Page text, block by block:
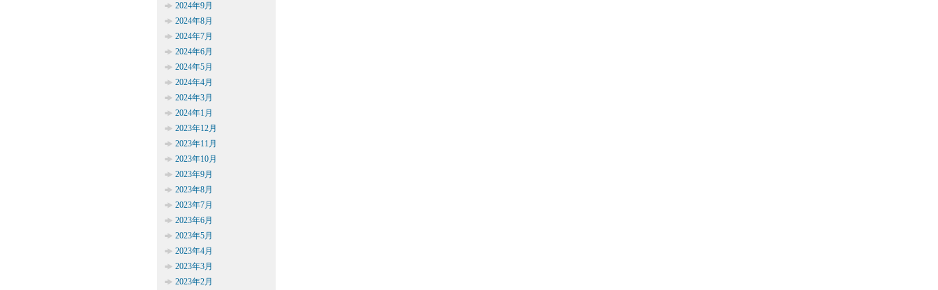
2024年9月
2024年8月
2024年7月
2024年6月
2024年5月
2024年4月
2024年3月
2024年1月
2023年12月
2023年11月
2023年10月
2023年9月
2023年8月
2023年7月
2023年6月
2023年5月
2023年4月
2023年3月
2023年2月